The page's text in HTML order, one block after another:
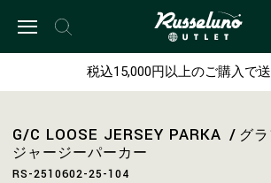
税込15,000円以上のご購入で
G/C LOOSE JERSEY PARKA
グ
ジャージーパーカー
RS-2510602-25-104